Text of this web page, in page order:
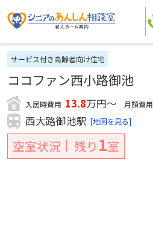
サービス付き高齢者向け住宅
ココファン西小路御池
入居時費用 13.8万円～ 月額費用
西大路御池駅 [地図を見る]
空室状況 残り 1室